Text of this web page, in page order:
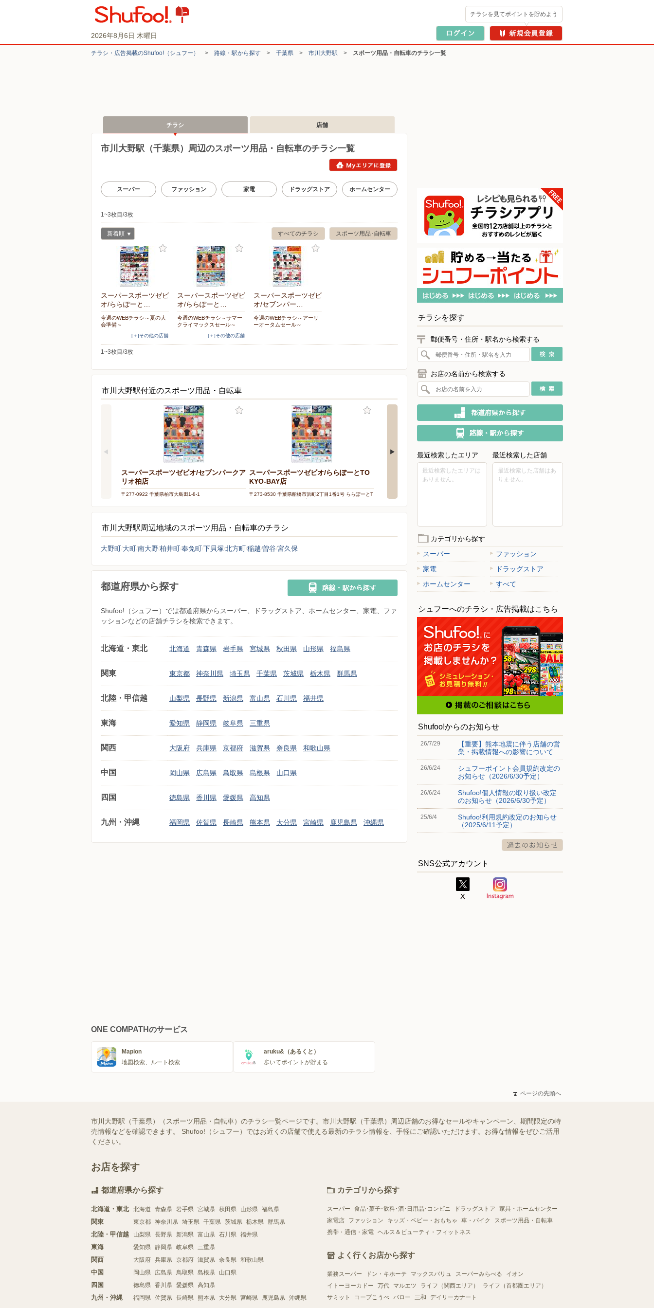
2026年8月6日 木曜日
チラシを見てポイントを貯めよう
チラシ・​広告掲載の​Shufoo!​（シュフー） > 路線・駅から探す > 千葉県 > 市川大野駅 > スポーツ用品・自転車のチラシ一覧
チラシ 店舗
市川大野駅（千葉県）周辺のスポーツ用品・自転車のチラシ一覧
スーパー ファッション 家電 ドラッグストア ホームセンター
1~3枚目/3枚
スポーツ用品･自転車
すべてのチラシ
新着順
スーパースポーツゼビ
オ/ららぽーと…
今週のWEBチラシ～夏の大
会準備～
[＋]その他の店舗
スーパースポーツゼビ
オ/ららぽーと…
今週のWEBチラシ～サマー
クライマックスセール～
[＋]その他の店舗
スーパースポーツゼビ
オ/セブンパー…
今週のWEBチラシ～アーリ
ーオータムセール～
1~3枚目/3枚
市川大野駅付近のスポーツ用品・自転車
スーパースポーツゼビオ/セブンパークア
リオ柏店
〒277-0922 千葉県柏市大島田1-8-1
スーパースポーツゼビオ/ららぽーとTO
KYO-BAY店
〒273-8530 千葉県船橋市浜町2丁目1番1号 ららぽーとT
市川大野駅周辺地域のスポーツ用品・自転車のチラシ
大野町 大町南大野柏井町奉免町下貝塚 北方町稲越 曽谷 宮久保
都道府県から探す
Shufoo!（シュフー）では都道府県からスーパー、ドラッグストア、ホームセンター、家電、ファ
ッションなどの店舗チラシを検索できます。
北海道・東北 北海道 青森県 岩手県 宮城県 秋田県 山形県 福島県
関東 東京都 神奈川県 埼玉県 千葉県 茨城県 栃木県 群馬県
北陸・甲信越 山梨県 長野県 新潟県 富山県 石川県 福井県
東海 愛知県 静岡県 岐阜県 三重県
関西 大阪府 兵庫県 京都府 滋賀県 奈良県 和歌山県
中国 岡山県 広島県 鳥取県 島根県 山口県
四国 徳島県 香川県 愛媛県 高知県
九州・沖縄 福岡県 佐賀県 長崎県 熊本県 大分県 宮崎県 鹿児島県 沖縄県
チラシを探す
郵便番号・住所・駅名から検索する
お店の名前から検索する
最近検索したエリア
最近検索したエリアは
ありません。
最近検索した店舗
最近検索した店舗はあ
りません。
カテゴリから探す
スーパー
ファッション
家電
ドラッグストア
ホームセンター
すべて
シュフーへのチラシ・広告掲載はこちら
Shufoo!からのお知らせ
26/7/29
【重要】熊本地震に伴う店舗の営
業・掲載情報への影響について
26/6/24
シュフーポイント会員規約改定の
お知らせ（2026/6/30予定）
26/6/24
Shufoo!個人情報の取り扱い改定
のお知らせ（2026/6/30予定）
25/6/4
Shufoo!利用規約改定のお知らせ
（2025/6/11予定）
SNS公式アカウント
ONE COMPATHのサービス
Mapion
地図検索、ルート検索
aruku&（あるくと）
歩いてポイントが貯まる
ページの先頭へ
市川大野駅（千葉県）（スポーツ用品・自転車）のチラシ一覧ページです。市川大野駅（千葉県）周辺店舗のお得なセールやキャンペーン、期間限定の特
売情報などを確認できます。 Shufoo!（シュフー）ではお近くの店舗で使える最新のチラシ情報を、手軽にご確認いただけます。お得な情報をぜひご活用
ください。
お店を探す
都道府県から探す
北海道・東北 北海道 青森県 岩手県 宮城県 秋田県 山形県 福島県
関東 東京都 神奈川県 埼玉県 千葉県 茨城県 栃木県 群馬県
北陸・甲信越 山梨県 長野県 新潟県 富山県 石川県 福井県
東海 愛知県 静岡県 岐阜県 三重県
関西 大阪府 兵庫県 京都府 滋賀県 奈良県 和歌山県
中国 岡山県 広島県 鳥取県 島根県 山口県
四国 徳島県 香川県 愛媛県 高知県
九州・沖縄 福岡県 佐賀県 長崎県 熊本県 大分県 宮崎県 鹿児島県 沖縄県
カテゴリから探す
スーパー 食品･菓子･飲料･酒･日用品･コンビニ ドラッグストア
家具・ホームセンター
家電店
ファッション キッズ・ベビー・おもちゃ 車・バイク
スポーツ用品・自転車
携帯・通信・家電 ヘルス＆ビューティ・フィットネス
よく行くお店から探す
業務スーパー ドン・キホーテ マックスバリュ スーパーみらべる
イオン
イトーヨーカドー
万代 マルエツ ライフ（関西エリア）
ライフ（首都圏エリア）
サミット
コープこうべ バロー 三和 デイリーカナート